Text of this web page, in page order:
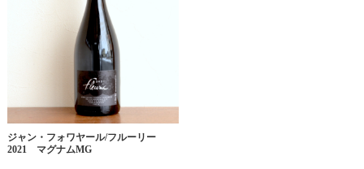
ジャン・フォワヤール/フルーリー
2021 マグナムMG